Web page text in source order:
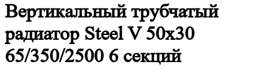
Вертикальный трубчатый
радиатор Steel V 50х30
65/350/2500 6 секций